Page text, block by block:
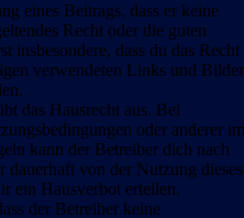
eines Beitrags, dass er keine
Recht oder die guten
insbesondere, dass du das Recht
verwendeten Links und Bilder
das Hausrecht aus. Bei
oder anderer im
kann der Betreiber dich nach
dauerhaft von der Nutzung dieses
ein Hausverbot erteilen.
der Betreiber keine